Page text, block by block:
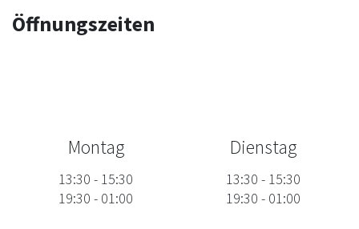
Öffnungszeiten
Montag
13:30 - 15:30
19:30 - 01:00
Dienstag
13:30 - 15:30
19:30 - 01:00